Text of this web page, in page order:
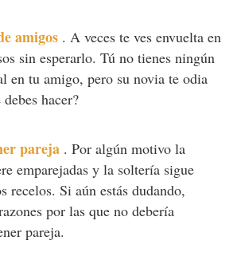
amigos . A veces te ves envuelta en
sin esperarlo. Tú no tienes ningún
en tu amigo, pero su novia te odia
hacer?
pareja . Por algún motivo la
emparejadas y la soltería sigue
recelos. Si aún estás dudando,
por las que no debería
pareja.